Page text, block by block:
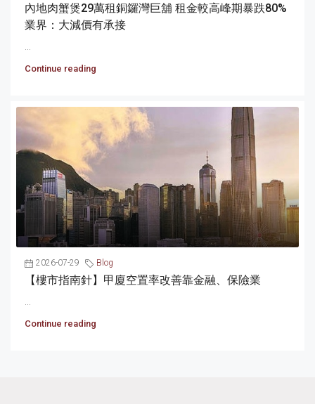
內地肉蟹煲29萬租銅鑼灣巨舖 租金較高峰期暴跌80%
業界：大減價有承接
...
Continue reading
2026-07-29 Blog
【樓市指南針】甲廈空置率改善靠金融、保險業
...
Continue reading